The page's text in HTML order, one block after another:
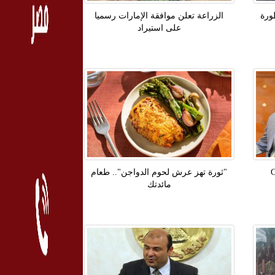
الزراعة تعلن موافقة الإمارات رسميا
على استيراد
"ثورة تهز عرش لحوم الدواجن".. طعام
مائدتك